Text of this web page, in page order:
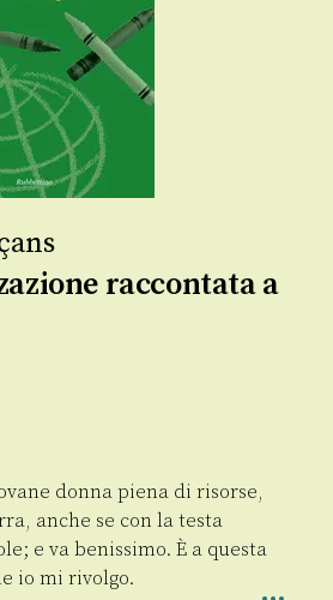
raccontata a
donna piena di risorse,
anche se con la testa
e va benissimo. È a questa
io mi rivolgo.